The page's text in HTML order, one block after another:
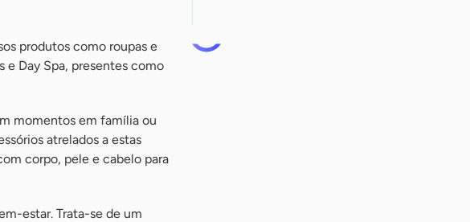
produtos como roupas e
e Day Spa, presentes como
momentos em família ou
atrelados a estas
corpo, pele e cabelo para
estar. Trata-se de um